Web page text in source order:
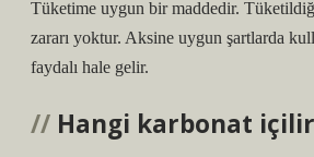
Tüketime uygun bir maddedir.
zararı yoktur. Aksine uygun şartlarda
faydalı hale gelir.
Hangi karbonat